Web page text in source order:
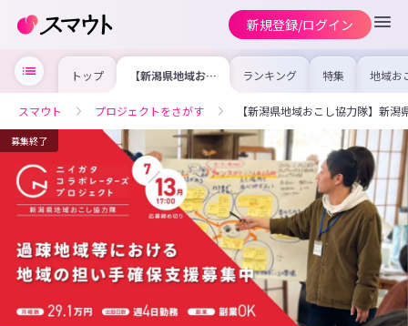
新規登録/ログイン
トップ 【新潟県地域おこ
し協力隊】新潟県
おける「地域の担
い手創出コーディ
ネーター」
ランキング 特集 地域お
の求
を集め
事内容
を比較
合っ
けよう
スマウト プロジェクトをさがす 【新潟県地域おこし協力隊】新
募集終了